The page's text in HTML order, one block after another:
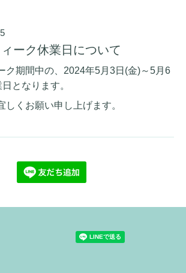
ーク休業日について
ク期間中の、2024年5月3日(金)～5月6
となります。
しくお願い申し上げます。